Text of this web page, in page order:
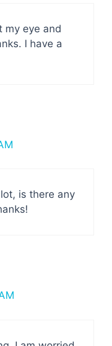
my eye and
I have a
is there any